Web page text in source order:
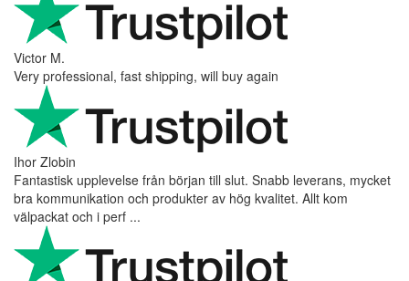
Victor M.
Very professional, fast shipping, will buy again
Ihor Zlobin
Fantastisk upplevelse från början till slut. Snabb leverans, mycket
bra kommunikation och produkter av hög kvalitet. Allt kom
välpackat och i perf ...